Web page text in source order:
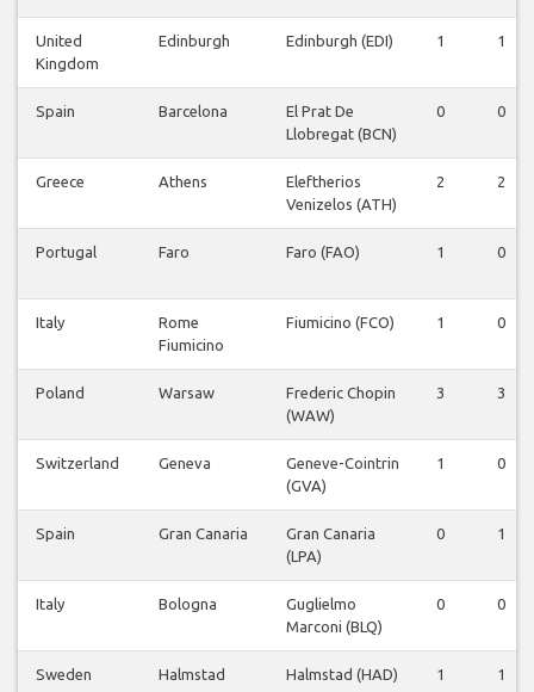
United
Kingdom
Edinburgh Edinburgh (EDI) 1 1
Spain Barcelona
El Prat De
Llobregat (BCN)
0 0
Greece Athens
Eleftherios
Venizelos (ATH)
2 2
Portugal Faro Faro (FAO) 1 0
Italy
Rome
Fiumicino
Fiumicino (FCO) 1 0
Poland Warsaw
Frederic Chopin
(WAW)
3 3
Switzerland Geneva
Geneve-Cointrin
(GVA)
1 0
Spain Gran Canaria
Gran Canaria
(LPA)
0 1
Italy Bologna
Guglielmo
Marconi (BLQ)
0 0
Sweden Halmstad Halmstad (HAD) 1 1